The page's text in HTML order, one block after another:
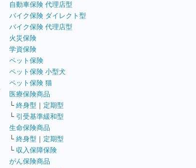
自動車保険 代理店型
バイク保険 ダイレクト型
バイク保険 代理店型
火災保険
学資保険
ペット保険
ペット保険 小型犬
ペット保険 猫
医療保険商品
└ 終身型 ｜ 定期型
└ 引受基準緩和型
生命保険商品
└ 終身型 ｜ 定期型
└ 収入保障保険
がん保険商品